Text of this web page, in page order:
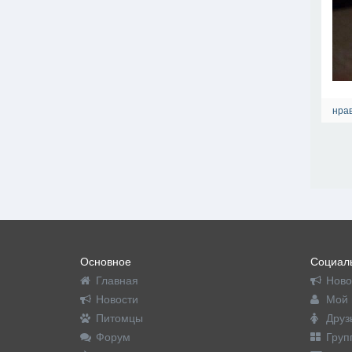
Основное
Главная
Новости
Питомцы
Форум
Мой